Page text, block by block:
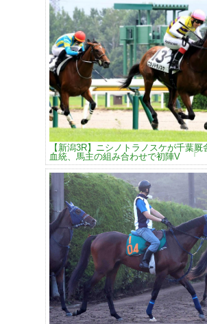
【新潟3R】ニシノトラノスケが千葉厩
血統、馬主の組み合わせで初陣V 「